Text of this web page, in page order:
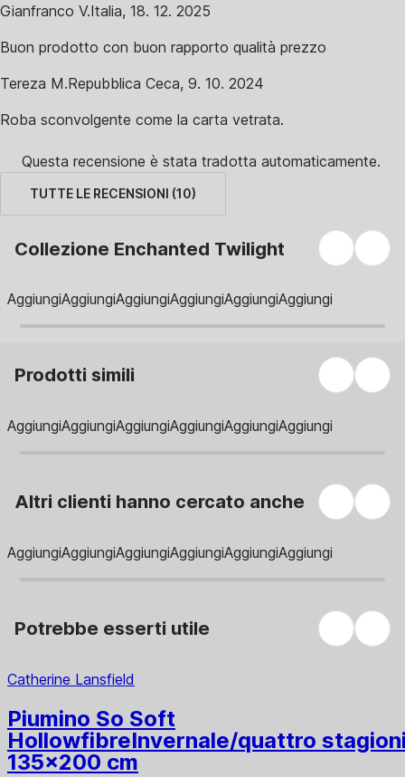
Gianfranco V.Italia, 18. 12. 2025
Buon prodotto con buon rapporto qualità prezzo
Tereza M.Repubblica Ceca, 9. 10. 2024
Roba sconvolgente come la carta vetrata.
Questa recensione è stata tradotta automaticamente.
TUTTE LE RECENSIONI (10)
Collezione Enchanted Twilight
AggiungiAggiungiAggiungiAggiungiAggiungiAggiungi
Prodotti simili
AggiungiAggiungiAggiungiAggiungiAggiungiAggiungi
Altri clienti hanno cercato anche
AggiungiAggiungiAggiungiAggiungiAggiungiAggiungi
Potrebbe esserti utile
Catherine Lansfield
Piumino So Soft
HollowfibreInvernale/quattro
135x200 cm